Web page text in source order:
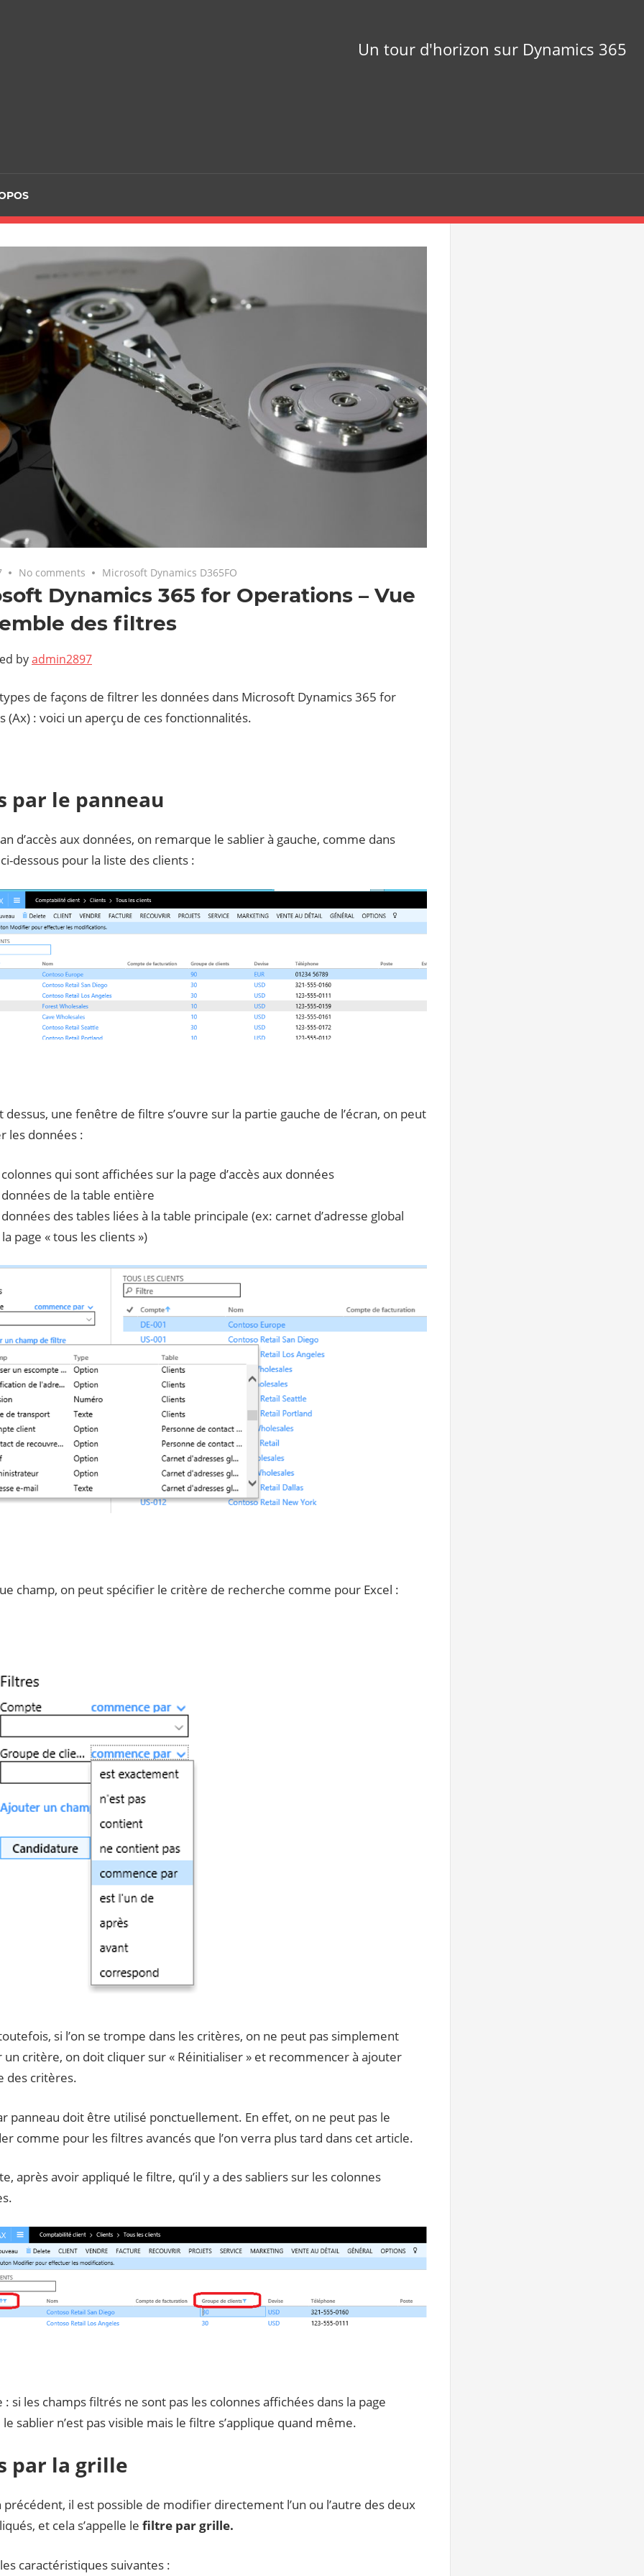
Un tour d'horizon sur Dynamics 365
No comments Microsoft Dynamics D365FO
Dynamics 365 for Operations – Vue
des filtres
byadmin2897
de façons de filtrer les données dans Microsoft Dynamics 365 for
(Ax) : voici un aperçu de ces fonctionnalités.
par le panneau
d’accès aux données, on remarque le sablier à gauche, comme dans
dessous pour la liste des clients :
dessus, une fenêtre de filtre s’ouvre sur la partie gauche de l’écran, on peut
les données :
qui sont affichées sur la page d’accès aux données
de la table entière
des tables liées à la table principale (ex: carnet d’adresse global
page « tous les clients »)
champ, on peut spécifier le critère de recherche comme pour Excel :
si l’on se trompe dans les critères, on ne peut pas simplement
critère, on doit cliquer sur « Réinitialiser » et recommencer à ajouter
des critères.
panneau doit être utilisé ponctuellement. En effet, on ne peut pas le
comme pour les filtres avancés que l’on verra plus tard dans cet article.
après avoir appliqué le filtre, qu’il y a des sabliers sur les colonnes
: si les champs filtrés ne sont pas les colonnes affichées dans la page
sablier n’est pas visible mais le filtre s’applique quand même.
par la grille
précédent, il est possible de modifier directement l’un ou l’autre des deux
et cela s’appelle le filtre par grille.
caractéristiques suivantes :